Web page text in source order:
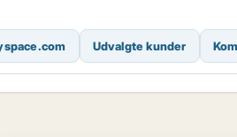
Udvalgte kunder